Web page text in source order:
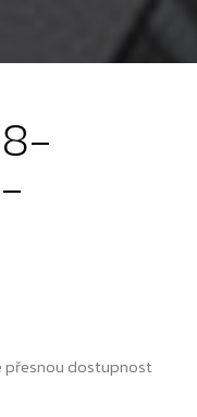
přesnou dostupnost